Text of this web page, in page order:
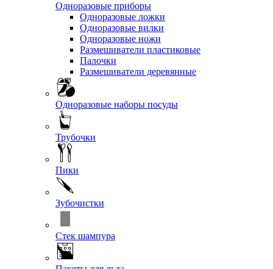
Одноразовые приборы
Одноразовые ложки
Одноразовые вилки
Одноразовые ножи
Размешиватели пластиковые
Палочки
Размешиватели деревянные
Одноразовые наборы посуды
Трубочки
Пики
Зубочистки
Стек шампура